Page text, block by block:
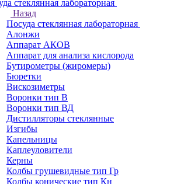
стеклянная лабораторная
Назад
Посуда стеклянная лабораторная
Алонжи
Аппарат АКОВ
Аппарат для анализа кислорода
Бутирометры (жиромеры)
Бюретки
Вискозиметры
Воронки тип В
Воронки тип ВД
Дистилляторы стеклянные
Изгибы
Капельницы
Каплеуловители
Керны
Колбы грушевидные тип Гр
Колбы конические тип Кн